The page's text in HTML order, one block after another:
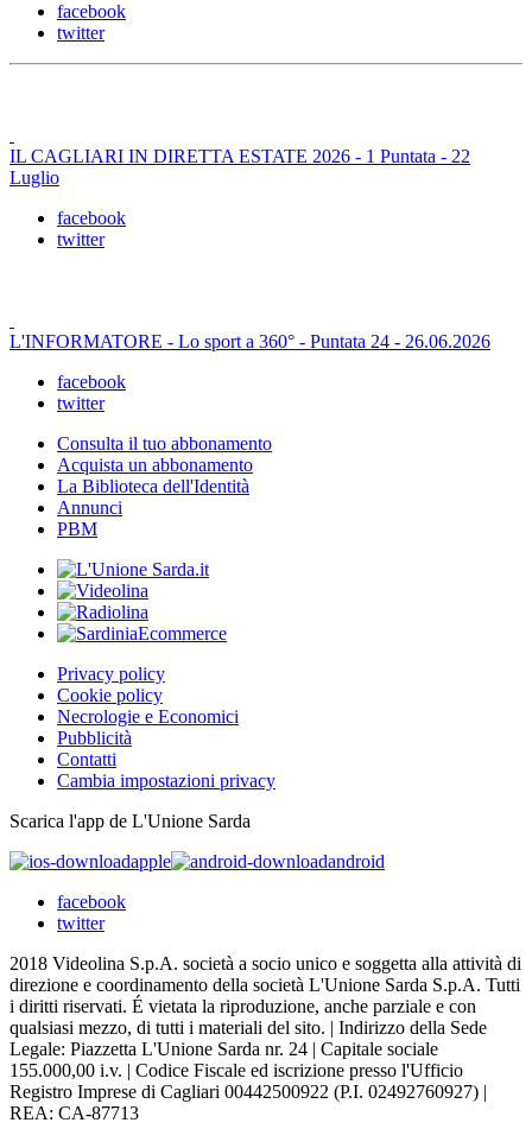
facebook
twitter
IL CAGLIARI IN DIRETTA ESTATE 2026 - 1 Puntata - 22
Luglio
facebook
twitter
L'INFORMATORE - Lo sport a 360° - Puntata 24 - 26.06.2026
facebook
twitter
Consulta il tuo abbonamento
Acquista un abbonamento
La Biblioteca dell'Identità
Annunci
PBM
Privacy policy
Cookie policy
Necrologie e Economici
Pubblicità
Contatti
Cambia impostazioni privacy
Scarica l'app de L'Unione Sarda
apple
android
facebook
twitter
2018 Videolina S.p.A. società a socio unico e soggetta alla attività di
direzione e coordinamento della società L'Unione Sarda S.p.A. Tutti
i diritti riservati. É vietata la riproduzione, anche parziale e con
qualsiasi mezzo, di tutti i materiali del sito. | Indirizzo della Sede
Legale: Piazzetta L'Unione Sarda nr. 24 | Capitale sociale
155.000,00 i.v. | Codice Fiscale ed iscrizione presso l'Ufficio
Registro Imprese di Cagliari 00442500922 (P.I. 02492760927) |
REA: CA-87713